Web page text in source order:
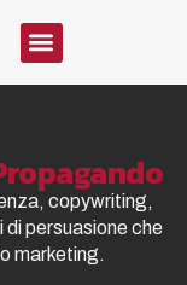
copywriting,
persuasione che
marketing.